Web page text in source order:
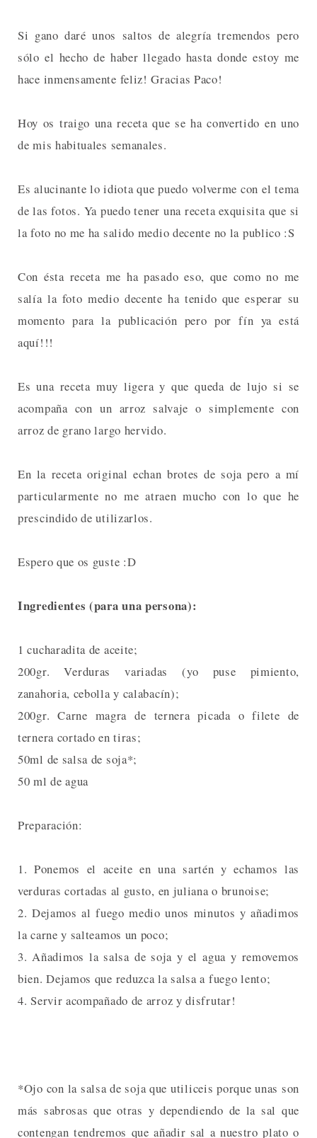
Si gano daré unos saltos de alegría tremendos pero
sólo el hecho de haber llegado hasta donde estoy me
hace inmensamente feliz! Gracias Paco!
Hoy os traigo una receta que se ha convertido en uno
de mis habituales semanales.
Es alucinante lo idiota que puedo volverme con el tema
de las fotos. Ya puedo tener una receta exquisita que si
la foto no me ha salido medio decente no la publico :S
Con ésta receta me ha pasado eso, que como no me
salía la foto medio decente ha tenido que esperar su
momento para la publicación pero por fín ya está
aquí!!!
Es una receta muy ligera y que queda de lujo si se
acompaña con un arroz salvaje o simplemente con
arroz de grano largo hervido.
En la receta original echan brotes de soja pero a mí
particularmente no me atraen mucho con lo que he
prescindido de utilizarlos.
Espero que os guste :D
Ingredientes (para una persona):
1 cucharadita de aceite;
200gr. Verduras variadas (yo puse pimiento,
zanahoria, cebolla y calabacín);
200gr. Carne magra de ternera picada o filete de
ternera cortado en tiras;
50ml de salsa de soja*;
50 ml de agua
Preparación:
1. Ponemos el aceite en una sartén y echamos las
verduras cortadas al gusto, en juliana o brunoise;
2. Dejamos al fuego medio unos minutos y añadimos
la carne y salteamos un poco;
3. Añadimos la salsa de soja y el agua y removemos
bien. Dejamos que reduzca la salsa a fuego lento;
4. Servir acompañado de arroz y disfrutar!
*Ojo con la salsa de soja que utiliceis porque unas son
más sabrosas que otras y dependiendo de la sal que
contengan tendremos que añadir sal a nuestro plato o